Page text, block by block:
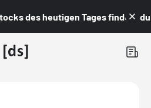
des heutigen Tages findest du